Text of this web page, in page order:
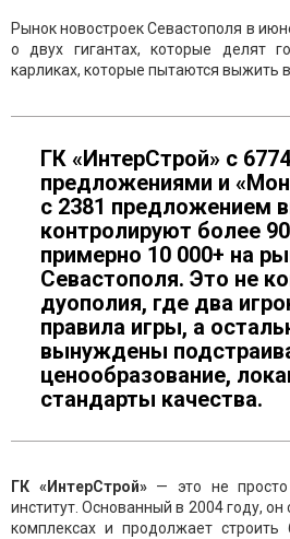
Рынок новостроек Севастополя в
о двух гигантах, которые делят
карликах, которые пытаются выжить в
ГК «ИнтерСтрой» с 6774
предложениями и
с 2381 предложением
контролируют более
примерно 10 000+ на
Севастополя. Это не
дуополия, где два
правила игры, а
вынуждены
ценообразование,
стандарты качества.
ГК «ИнтерСтрой»— это не просто
институт. Основанный в 2004 году,
комплексах и продолжает